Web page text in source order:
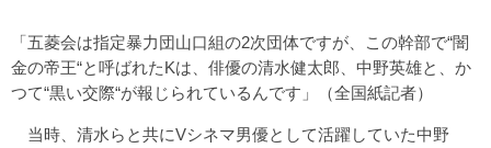
「五菱会は指定暴力団山口組の2次団体ですが、この幹部で“闇
金の帝王“と呼ばれたKは、俳優の清水健太郎、中野英雄と、か
つて“黒い交際“が報じられているんです」（全国紙記者）
当時、清水らと共にVシネマ男優として活躍していた中野